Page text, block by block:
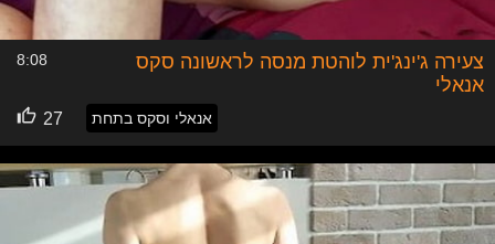
צעירה ג'ינג'ית לוהטת מנסה לראשונה סקס
אנאלי
8:08
אנאלי וסקס בתחת 27